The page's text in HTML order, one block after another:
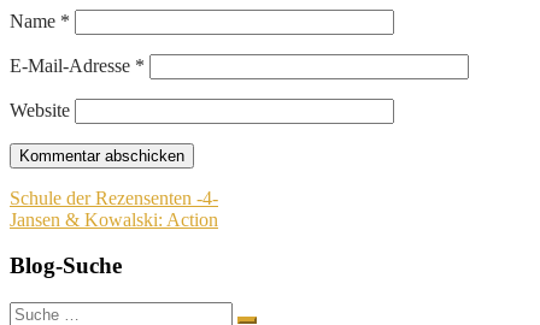
Name *
E-Mail-Adresse *
Website
Beitragsnavigation
Schule der Rezensenten -4-
Jansen & Kowalski: Action
Blog-Suche
Suche